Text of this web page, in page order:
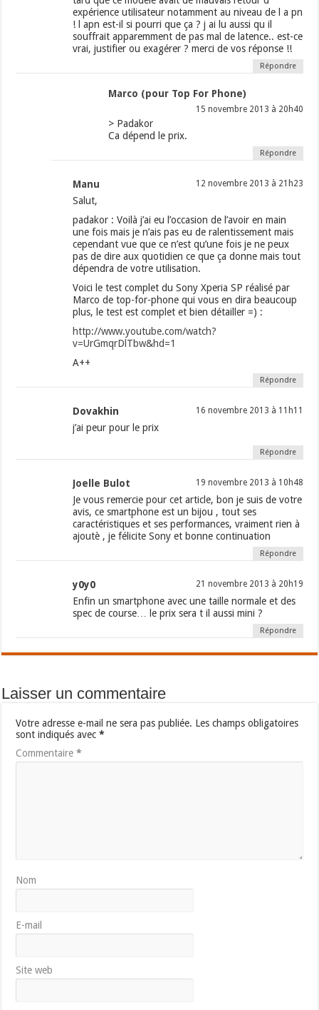
expérience utilisateur notamment au niveau de l a pn
! l apn est-il si pourri que ça ? j ai lu aussi qu il
souffrait apparemment de pas mal de latence.. est-ce
vrai, justifier ou exagérer ? merci de vos réponse !!
Répondre
Marco (pour Top For Phone)
15 novembre 2013 à 20h40
> Padakor
Ca dépend le prix.
Répondre
Manu 12 novembre 2013 à 21h23
Salut,
padakor : Voilà j’ai eu l’occasion de l’avoir en main
une fois mais je n’ais pas eu de ralentissement mais
cependant vue que ce n’est qu’une fois je ne peux
pas de dire aux quotidien ce que ça donne mais tout
dépendra de votre utilisation.
Voici le test complet du Sony Xperia SP réalisé par
Marco de top-for-phone qui vous en dira beaucoup
plus, le test est complet et bien détailler =) :
http://www.youtube.com/watch?
v=UrGmqrDlTbw&hd=1
A++
Répondre
Dovakhin 16 novembre 2013 à 11h11
j’ai peur pour le prix
Répondre
Joelle Bulot 19 novembre 2013 à 10h48
Je vous remercie pour cet article, bon je suis de votre
avis, ce smartphone est un bijou , tout ses
caractéristiques et ses performances, vraiment rien à
ajoutè , je félicite Sony et bonne continuation
Répondre
y0y0 21 novembre 2013 à 20h19
Enfin un smartphone avec une taille normale et des
spec de course… le prix sera t il aussi mini ?
Répondre
Laisser un commentaire
Votre adresse e-mail ne sera pas publiée. Les champs obligatoires
sont indiqués avec*
Commentaire*
Nom
E-mail
Site web